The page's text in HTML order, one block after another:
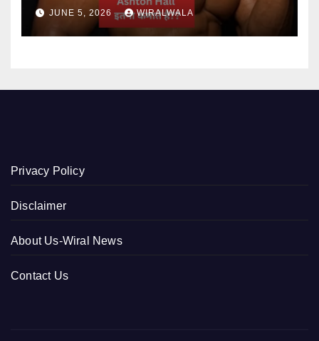
JUNE 5, 2026 WIRALWALA
Privacy Policy
Disclaimer
About Us-Wiral News
Contact Us